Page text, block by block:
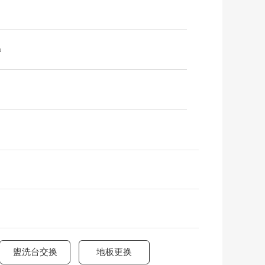
盥洗台交换 地板更换